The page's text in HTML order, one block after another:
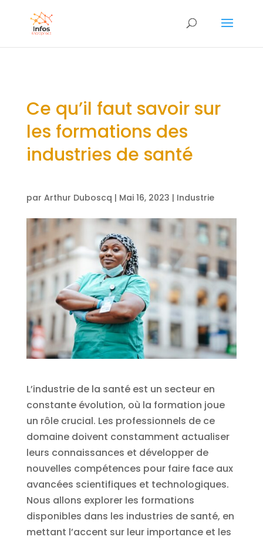
Ce qu’il faut savoir sur
les formations des
industries de santé
par Arthur Duboscq | Mai 16, 2023 | Industrie
L’industrie de la santé est un secteur en
constante évolution, où la formation joue
un rôle crucial. Les professionnels de ce
domaine doivent constamment actualiser
leurs connaissances et développer de
nouvelles compétences pour faire face aux
avancées scientifiques et technologiques.
Nous allons explorer les formations
disponibles dans les industries de santé, en
mettant l’accent sur leur importance et les